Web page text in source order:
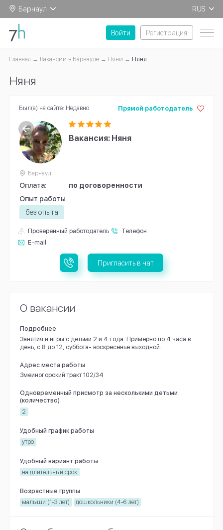
Барнаул
RUS
EN
Войти
Регистрация
Главная Вакансии в Барнауле Няни Няня
Няня
Вакансия: Няня
Барнаул
Прямой работодатель
Оплата:
по договоренности
Опыт работы
без опыта
Проверенный работодатель
Телефон
E-mail
Был(а) на сайте: Недавно
Пригласить в чат
О вакансии
Подробнее
Занятия и игры с детьми 2 и 4 года. Примерно по 4 часа в
день, с 8 до 12, суббота- воскресенье выходной.
Адрес места работы
Змеиногорский тракт 102/34
Одновременный присмотр за несколькими детьми
(количество)
2
Удобный график работы
утро
Удобный вариант работы
на длительный срок
Возрастные группы
малыши (1-3 лет)
дошкольники (4-6 лет)